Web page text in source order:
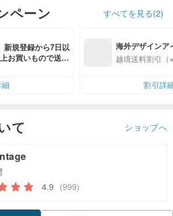
ペーン すべてを見る(2)
新規登録から7日以
お買いもので送料
海外デザインア
入
越境送料割引（
割引詳
て ショップへ
4.9 (999)